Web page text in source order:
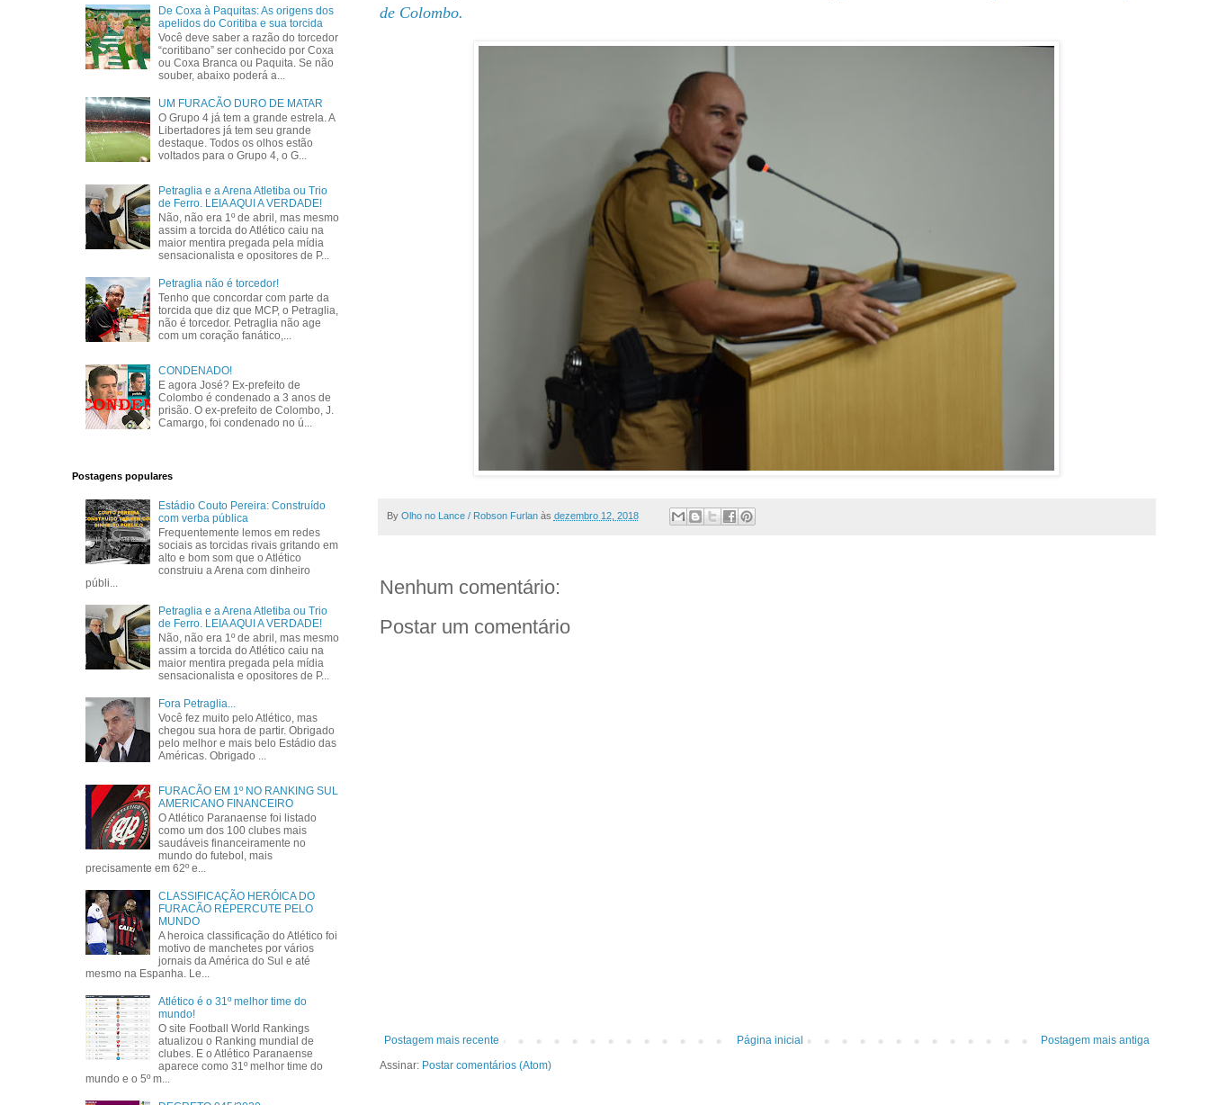
de Colombo.
By Olho no Lance / Robson Furlan às dezembro 12, 2018
Nenhum comentário:
Postar um comentário
Postagem mais recente Postagem mais antiga
Página inicial
Assinar: Postar comentários (Atom)
De Coxa à Paquitas: As origens dos
apelidos do Coritiba e sua torcida
Você deve saber a razão do torcedor
“coritibano” ser conhecido por Coxa
ou Coxa Branca ou Paquita. Se não
souber, abaixo poderá a...
UM FURACÃO DURO DE MATAR
O Grupo 4 já tem a grande estrela. A
Libertadores já tem seu grande
destaque. Todos os olhos estão
voltados para o Grupo 4, o G...
Petraglia e a Arena Atletiba ou Trio
de Ferro. LEIA AQUI A VERDADE!
Não, não era 1º de abril, mas mesmo
assim a torcida do Atlético caiu na
maior mentira pregada pela mídia
sensacionalista e opositores de P...
Petraglia não é torcedor!
Tenho que concordar com parte da
torcida que diz que MCP, o Petraglia,
não é torcedor. Petraglia não age
com um coração fanático,...
CONDENADO!
E agora José? Ex-prefeito de
Colombo é condenado a 3 anos de
prisão. O ex-prefeito de Colombo, J.
Camargo, foi condenado no ú...
Postagens populares
Estádio Couto Pereira: Construído
com verba pública
Frequentemente lemos em redes
sociais as torcidas rivais gritando em
alto e bom som que o Atlético
construiu a Arena com dinheiro
públi...
Petraglia e a Arena Atletiba ou Trio
de Ferro. LEIA AQUI A VERDADE!
Não, não era 1º de abril, mas mesmo
assim a torcida do Atlético caiu na
maior mentira pregada pela mídia
sensacionalista e opositores de P...
Fora Petraglia...
Você fez muito pelo Atlético, mas
chegou sua hora de partir. Obrigado
pelo melhor e mais belo Estádio das
Américas. Obrigado ...
FURACÃO EM 1º NO RANKING SUL
AMERICANO FINANCEIRO
O Atlético Paranaense foi listado
como um dos 100 clubes mais
saudáveis financeiramente no
mundo do futebol, mais
precisamente em 62º e...
CLASSIFICAÇÃO HERÓICA DO
FURACÃO REPERCUTE PELO
MUNDO
A heroica classificação do Atlético foi
motivo de manchetes por vários
jornais da América do Sul e até
mesmo na Espanha. Le...
Atlético é o 31º melhor time do
mundo!
O site Football World Rankings
atualizou o Ranking mundial de
clubes. E o Atlético Paranaense
aparece como 31º melhor time do
mundo e o 5º m...